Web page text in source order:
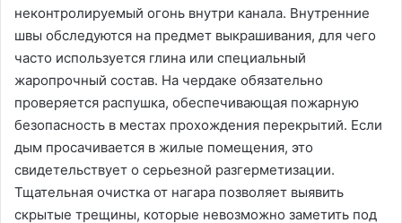
неконтролируемый огонь внутри канала. Внутренние
швы обследуются на предмет выкрашивания, для чего
часто используется глина или специальный
жаропрочный состав. На чердаке обязательно
проверяется распушка, обеспечивающая пожарную
безопасность в местах прохождения перекрытий. Если
дым просачивается в жилые помещения, это
свидетельствует о серьезной разгерметизации.
Тщательная очистка от нагара позволяет выявить
скрытые трещины, которые невозможно заметить под